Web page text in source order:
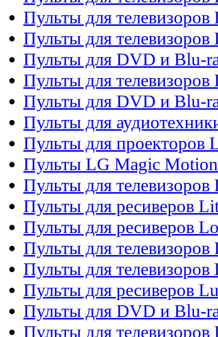
Пульты для телевизоров
Пульты для телевизоров
Пульты для DVD и Blu-
Пульты для телевизоров
Пульты для DVD и Blu-
Пульты для
Пульты для проекторов
Пульты LG Magic Motion
Пульты для
Пульты для ресиверов
Пульты для ресиверов
Пульты для телевизоров
Пульты для
Пульты для ресиверов
Пульты для DVD и Blu-
Пульты для телевизоров